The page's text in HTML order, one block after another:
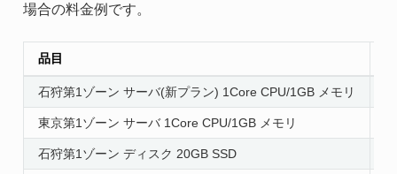
場合の料金例です。
品目
石狩第1ゾーン サーバ(新プラン) 1Core CPU/1GB メモリ
東京第1ゾーン サーバ 1Core CPU/1GB メモリ
石狩第1ゾーン ディスク 20GB SSD